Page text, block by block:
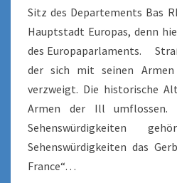
Sitz des Departements Bas
Hauptstadt Europas, denn
des Europaparlaments.
der sich mit seinen
verzweigt. Die historische
Armen der Ill
Sehenswürdigkeiten
Sehenswürdigkeiten das
France“…